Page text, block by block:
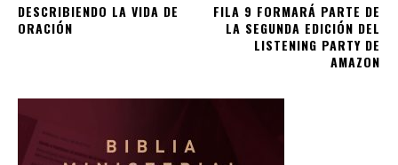
DESCRIBIENDO LA VIDA DE
ORACIÓN
FILA 9 FORMARÁ PARTE DE
LA SEGUNDA EDICIÓN DEL
LISTENING PARTY DE
AMAZON